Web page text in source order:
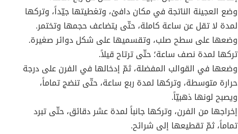
وضع العجينة الناتجة في مكان دافئ، وتغطيتها جيّداً، وتركها
لمدة لا تقل عن ساعة كاملة، حتّى يتضاعف حجمها وتختمر.
وضعها على سطح صلب، وتقسميها على شكل دوائر صغيرة.
تركها لمدة نصف ساعة؛ حتّى ترتاح قيلاً.
وضعها في القوالب المفضلة، ثمّ إدخالها في الفرن على درجة
حرارة متوسطة، وتركها لمدة ربع ساعة، حتّى تنضج تماماً،
ويصبح لونها ذهبيّاً.
إخراجها من الفرن، وتركها جانباً لمدة عشر دقائق، حتّى تبرد
تماماً، ثمّ تقطيعها إلى شرائح.